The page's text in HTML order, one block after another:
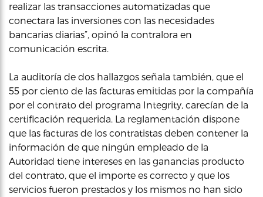
realizar las transacciones automatizadas que
conectara las inversiones con las necesidades
bancarias diarias”, opinó la contralora en
comunicación escrita.
La auditoría de dos hallazgos señala también, que el
55 por ciento de las facturas emitidas por la compañía
por el contrato del programa Integrity, carecían de la
certificación requerida. La reglamentación dispone
que las facturas de los contratistas deben contener la
información de que ningún empleado de la
Autoridad tiene intereses en las ganancias producto
del contrato, que el importe es correcto y que los
servicios fueron prestados y los mismos no han sido